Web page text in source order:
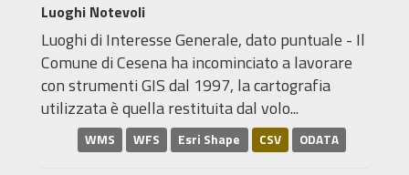
Luoghi Notevoli
Luoghi di Interesse Generale, dato puntuale - Il
Comune di Cesena ha incominciato a lavorare
con strumenti GIS dal 1997, la cartografia
utilizzata è quella restituita dal volo...
WMS WFS Esri Shape CSV ODATA